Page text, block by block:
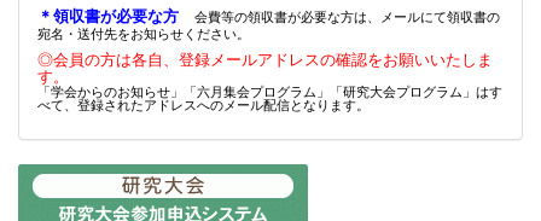
＊領収書が必要な方
会費等の領収書が必要な方は、メールにて領収書の
宛名・送付先をお知らせください。
◎会員の方は各自、登録メールアドレスの確認をお願いいたしま
す。
「学会からのお知らせ」「六月集会プログラム」「研究大会プログラム」はす
べて、登録されたアドレスへのメール配信となります。